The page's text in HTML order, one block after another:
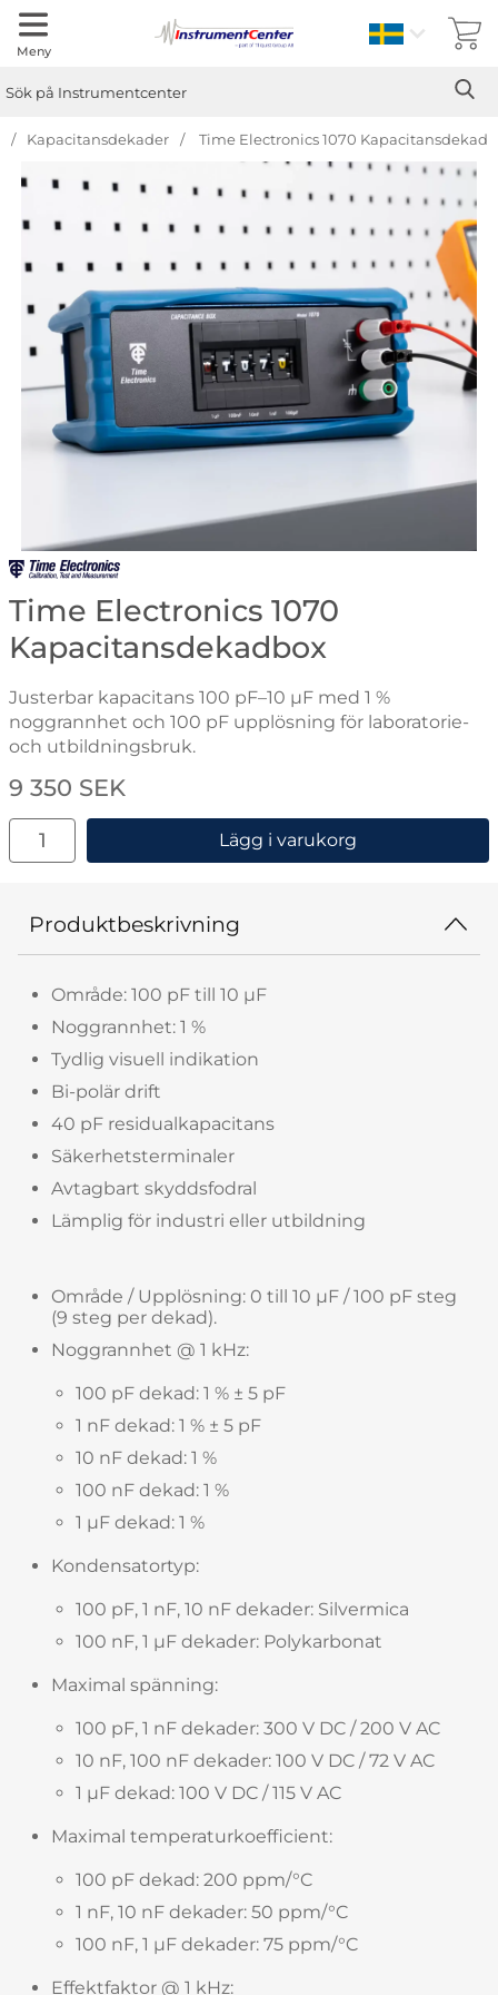
Meny Sverige
Kapacitansdekader Time Electronics 1070
Hoppa
över
Bilder
Gå till varumärkessidan för Time Electronics
Time Electronics 1070
Kapacitansdekadbox
Justerbar kapacitans 100 pF–10 µF med 1 %
noggrannhet och 100 pF upplösning för laboratorie-
och utbildningsbruk.
Handla denna produkt Time Electronics 1070
pris
9 350 SEK
antal
Lägg i varukorg
Produktbeskrivning
Område: 100 pF till 10 µF
Noggrannhet: 1 %
Tydlig visuell indikation
Bi-polär drift
40 pF residualkapacitans
Säkerhetsterminaler
Avtagbart skyddsfodral
Lämplig för industri eller utbildning
Område / Upplösning: 0 till 10 µF / 100 pF steg
(9 steg per dekad).
Noggrannhet @ 1 kHz:
100 pF dekad: 1 % ± 5 pF
1 nF dekad: 1 % ± 5 pF
10 nF dekad: 1 %
100 nF dekad: 1 %
1 µF dekad: 1 %
Kondensatortyp:
100 pF, 1 nF, 10 nF dekader: Silvermica
100 nF, 1 µF dekader: Polykarbonat
Maximal spänning:
100 pF, 1 nF dekader: 300 V DC / 200 V AC
10 nF, 100 nF dekader: 100 V DC / 72 V AC
1 µF dekad: 100 V DC / 115 V AC
Maximal temperaturkoefficient:
100 pF dekad: 200 ppm/°C
1 nF, 10 nF dekader: 50 ppm/°C
100 nF, 1 µF dekader: 75 ppm/°C
Effektfaktor @ 1 kHz: